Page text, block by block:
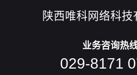
陕西唯科网络科技
业务咨询热
029-8171